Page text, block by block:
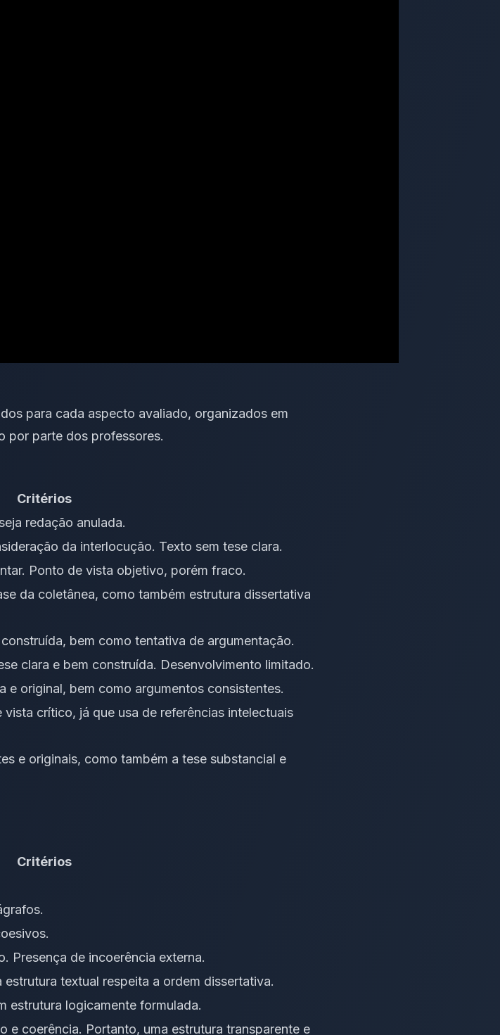
para cada aspecto avaliado, organizados em
por parte dos professores.
Critérios
redação anulada.
da interlocução. Texto sem tese clara.
Ponto de vista objetivo, porém fraco.
da coletânea, como também estrutura dissertativa
bem como tentativa de argumentação.
clara e bem construída. Desenvolvimento limitado.
e original, bem como argumentos consistentes.
crítico, já que usa de referências intelectuais
e originais, como também a tese substancial e
Critérios
Presença de incoerência externa.
textual respeita a ordem dissertativa.
estrutura logicamente formulada.
e coerência. Portanto, uma estrutura transparente e